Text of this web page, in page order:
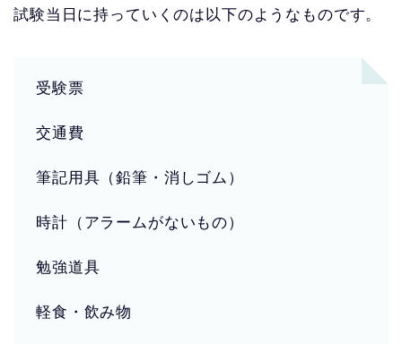
試験当日に持っていくのは以下のようなものです。
受験票
交通費
筆記用具（鉛筆・消しゴム）
時計（アラームがないもの）
勉強道具
軽食・飲み物